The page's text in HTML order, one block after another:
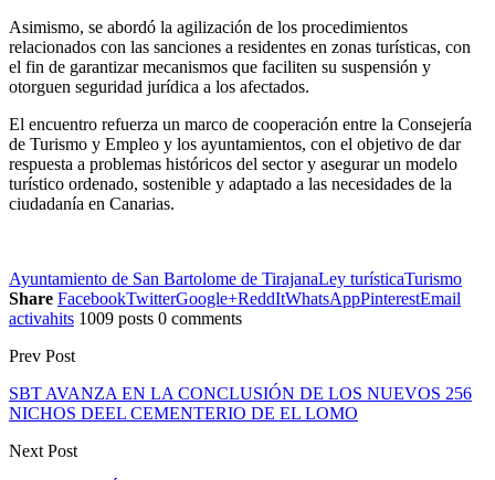
Asimismo, se abordó la agilización de los procedimientos
relacionados con las sanciones a residentes en zonas turísticas, con
el fin de garantizar mecanismos que faciliten su suspensión y
otorguen seguridad jurídica a los afectados.
El encuentro refuerza un marco de cooperación entre la Consejería
de Turismo y Empleo y los ayuntamientos, con el objetivo de dar
respuesta a problemas históricos del sector y asegurar un modelo
turístico ordenado, sostenible y adaptado a las necesidades de la
ciudadanía en Canarias.
Ayuntamiento de San Bartolome de TirajanaLey turísticaTurismo
Share FacebookTwitterGoogle+ReddItWhatsAppPinterestEmail
activahits 1009 posts 0 comments
Prev Post
SBT AVANZA EN LA CONCLUSIÓN DE LOS NUEVOS 256
NICHOS DEEL CEMENTERIO DE EL LOMO
Next Post